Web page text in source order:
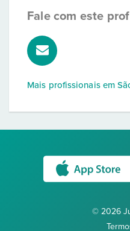
Fale com este
Mais profissionais em
© 2026